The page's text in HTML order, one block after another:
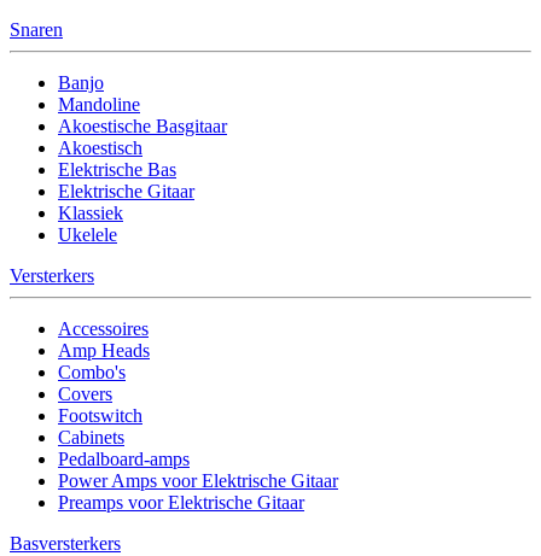
Snaren
Banjo
Mandoline
Akoestische Basgitaar
Akoestisch
Elektrische Bas
Elektrische Gitaar
Klassiek
Ukelele
Versterkers
Accessoires
Amp Heads
Combo's
Covers
Footswitch
Cabinets
Pedalboard-amps
Power Amps voor Elektrische Gitaar
Preamps voor Elektrische Gitaar
Basversterkers